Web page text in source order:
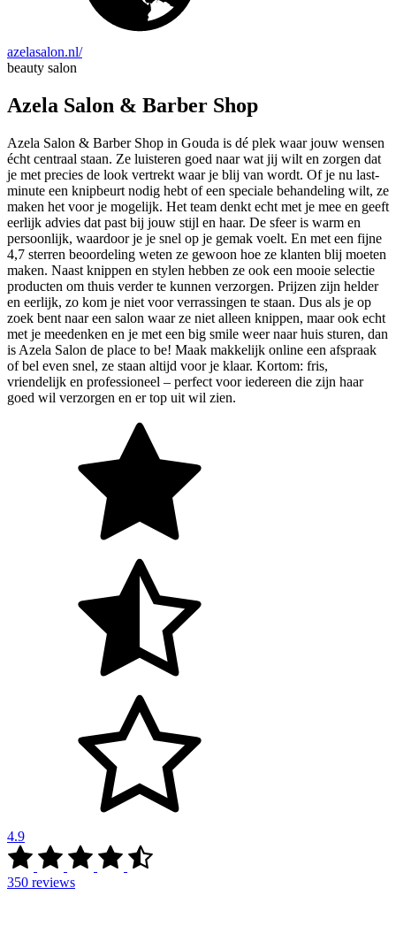
azelasalon.nl/
beauty salon
Azela Salon & Barber Shop
Azela Salon & Barber Shop in Gouda is dé plek waar jouw wensen
écht centraal staan. Ze luisteren goed naar wat jij wilt en zorgen dat
je met precies de look vertrekt waar je blij van wordt. Of je nu last-
minute een knipbeurt nodig hebt of een speciale behandeling wilt, ze
maken het voor je mogelijk. Het team denkt echt met je mee en geeft
eerlijk advies dat past bij jouw stijl en haar. De sfeer is warm en
persoonlijk, waardoor je je snel op je gemak voelt. En met een fijne
4,7 sterren beoordeling weten ze gewoon hoe ze klanten blij moeten
maken. Naast knippen en stylen hebben ze ook een mooie selectie
producten om thuis verder te kunnen verzorgen. Prijzen zijn helder
en eerlijk, zo kom je niet voor verrassingen te staan. Dus als je op
zoek bent naar een salon waar ze niet alleen knippen, maar ook echt
met je meedenken en je met een big smile weer naar huis sturen, dan
is Azela Salon de place to be! Maak makkelijk online een afspraak
of bel even snel, ze staan altijd voor je klaar. Kortom: fris,
vriendelijk en professioneel – perfect voor iedereen die zijn haar
goed wil verzorgen en er top uit wil zien.
4.9
350 reviews